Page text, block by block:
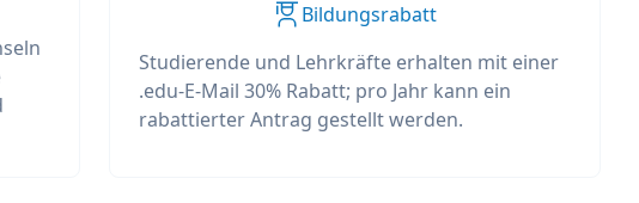
Bildungsrabatt
Studierende und Lehrkräfte erhalten mit einer
.edu-E-Mail 30% Rabatt; pro Jahr kann ein
rabattierter Antrag gestellt werden.